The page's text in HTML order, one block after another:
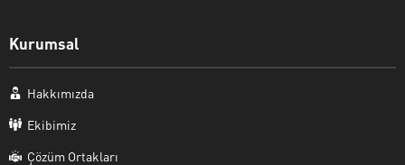
Kurumsal
Hakkımızda
Ekibimiz
Çözüm Ortakları